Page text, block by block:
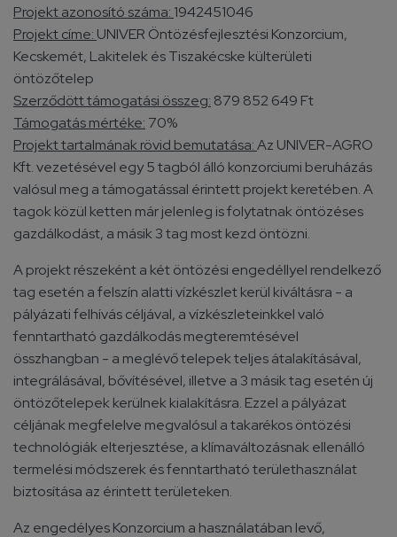
Projekt azonosító száma: 1942451046
Projekt címe: UNIVER Öntözésfejlesztési Konzorcium,
Kecskemét, Lakitelek és Tiszakécske külterületi
öntözőtelep
Szerződött támogatási összeg: 879 852 649 Ft
Támogatás mértéke: 70%
Projekt tartalmának rövid bemutatása:Az UNIVER-AGRO
Kft. vezetésével egy 5 tagból álló konzorciumi beruházás
valósul meg a támogatással érintett projekt keretében. A
tagok közül ketten már jelenleg is folytatnak öntözéses
gazdálkodást, a másik 3 tag most kezd öntözni.
A projekt részeként a két öntözési engedéllyel rendelkező
tag esetén a felszín alatti vízkészlet kerül kiváltásra - a
pályázati felhívás céljával, a vízkészleteinkkel való
fenntartható gazdálkodás megteremtésével
összhangban - a meglévő telepek teljes átalakításával,
integrálásával, bővítésével, illetve a 3 másik tag esetén új
öntözőtelepek kerülnek kialakításra. Ezzel a pályázat
céljának megfelelve megvalósul a takarékos öntözési
technológiák elterjesztése, a klímaváltozásnak ellenálló
termelési módszerek és fenntartható területhasználat
biztosítása az érintett területeken.
Az engedélyes Konzorcium a használatában levő,